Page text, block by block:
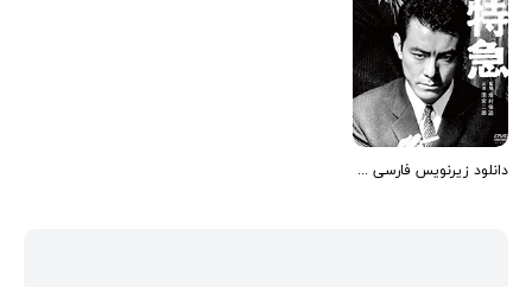
دانلود زیرنویس فارسی فیلم Super-Express 1964